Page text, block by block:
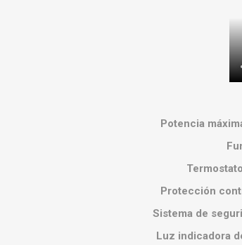
Potencia
Protección
Sistema de
Luz indicadora